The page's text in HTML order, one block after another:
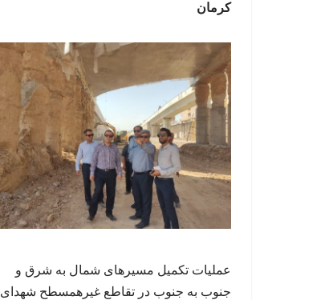
کرمان
عملیات تکمیل مسیرهای شمال به شرق و
جنوب به جنوب در تقاطع غیرهمسطح شهدای